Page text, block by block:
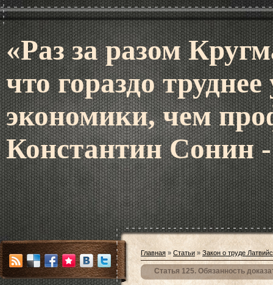
«Раз за разом
что гораздо
экономики, чем
Константин Сонин
Главная » Статьи » Закон о труде
Статья 125. Обязанность